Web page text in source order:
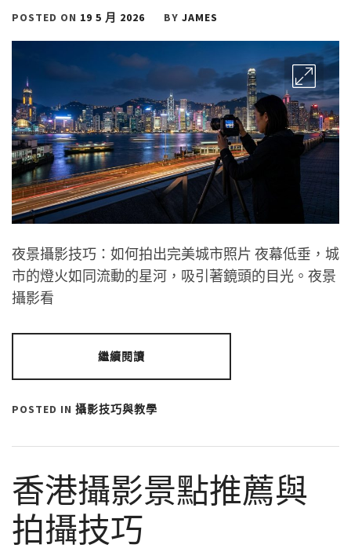
POSTED ON 19 5 月 2026 BY JAMES
夜景攝影技巧：如何拍出完美城市照片 夜幕低垂，城
市的燈火如同流動的星河，吸引著鏡頭的目光。夜景
攝影看
繼續閱讀
POSTED IN 攝影技巧與教學
香港攝影景點推薦與
拍攝技巧